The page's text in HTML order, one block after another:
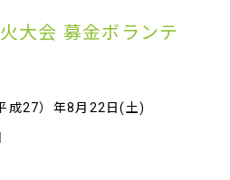
大会 募金ボランテ
成27）年8月22日(土)